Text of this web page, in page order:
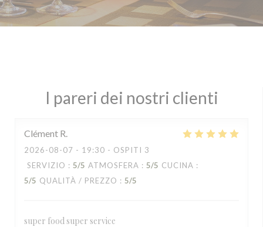
I pareri dei nostri clienti
Clément R
2026-08-07 - 19:30 - OSPITI 3
SERVIZIO : 5/5 ATMOSFERA : 5/5 CUCINA :
5/5 QUALITÀ / PREZZO : 5/5
super food super service